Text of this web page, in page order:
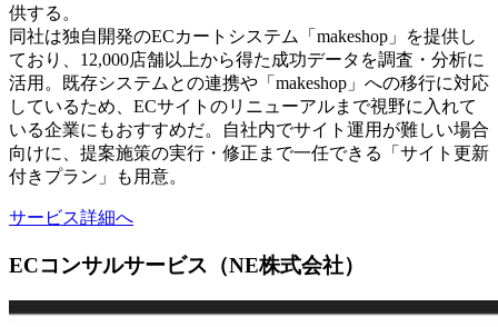
供する。
同社は独自開発のECカートシステム「makeshop」を提供し
ており、12,000店舗以上から得た成功データを調査・分析に
活用。既存システムとの連携や「makeshop」への移行に対応
しているため、ECサイトのリニューアルまで視野に入れて
いる企業にもおすすめだ。自社内でサイト運用が難しい場合
向けに、提案施策の実行・修正まで一任できる「サイト更新
付きプラン」も用意。
サービス詳細へ
ECコンサルサービス（NE株式会社）